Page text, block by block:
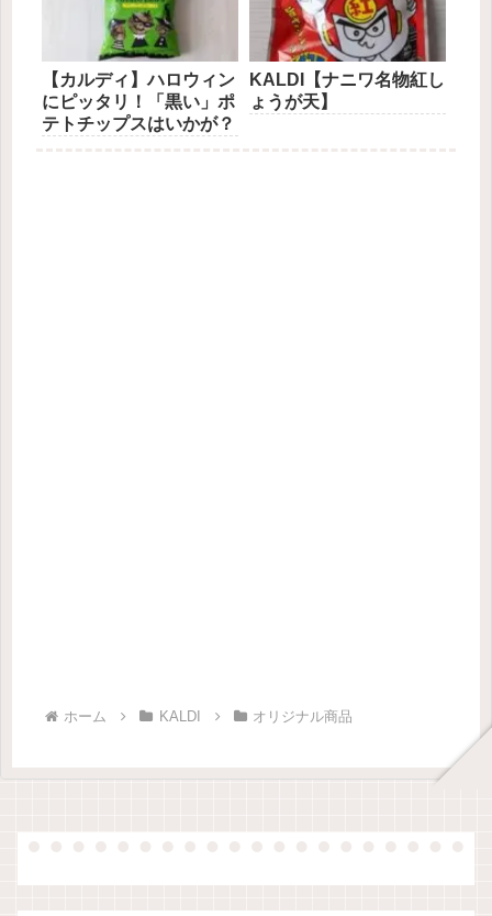
【カルディ】ハロウィン
にピッタリ！「黒い」ポ
テトチップスはいかが？
KALDI【ナニワ名物紅し
ょうが天】
ホーム KALDI オリジナル商品